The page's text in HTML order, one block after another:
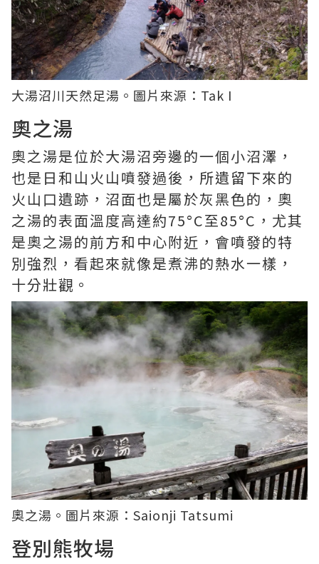
大湯沼川天然足湯。圖片來源： Tak I
奧之湯
奧之湯是位於大湯沼旁邊的一個小沼澤，
也是日和山火山噴發過後，所遺留下來的
火山口遺跡，沼面也是屬於灰黑色的，奧
之湯的表面溫度高達約75°C至85°C，尤其
是奧之湯的前方和中心附近，會噴發的特
別強烈，看起來就像是煮沸的熱水一樣，
十分壯觀。
奧之湯。圖片來源： Saionji Tatsumi
登別熊牧場